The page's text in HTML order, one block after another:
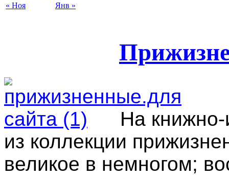
« Ноя Янв »
На
из коллекции
великое в немногом;